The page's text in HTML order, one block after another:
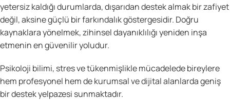
yetersiz kaldığı durumlarda, dışarıdan destek almak bir zafiyet
değil, aksine güçlü bir farkındalık göstergesidir. Doğru
kaynaklara yönelmek, zihinsel dayanıklılığı yeniden inşa
etmenin en güvenilir yoludur.
Psikoloji bilimi, stres ve tükenmişlikle mücadelede bireylere
hem profesyonel hem de kurumsal ve dijital alanlarda geniş
bir destek yelpazesi sunmaktadır.